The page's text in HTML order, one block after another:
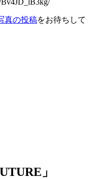
Bv4JD_lB3kg/
真の投稿をお待ちして
」